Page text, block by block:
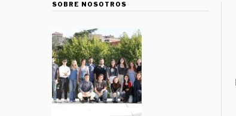
SOBRE NOSOTROS